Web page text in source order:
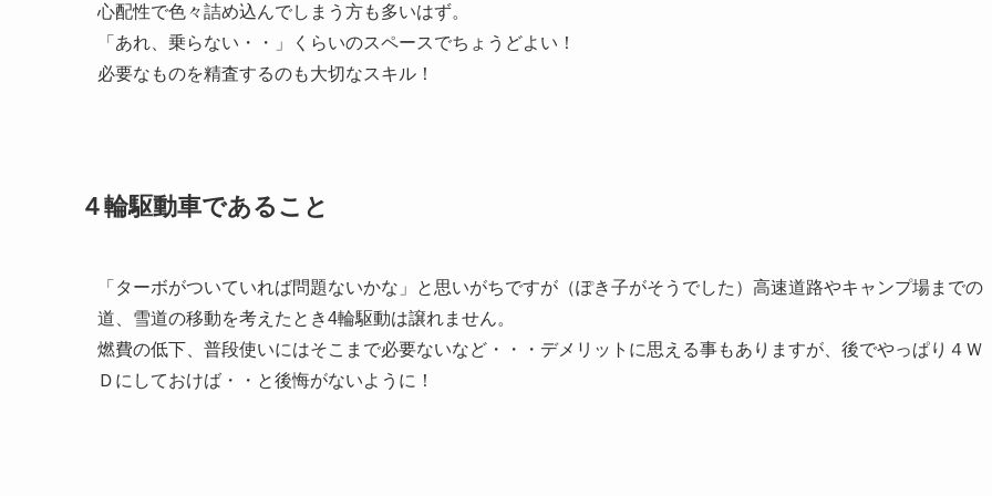
心配性で色々詰め込んでしまう方も多いはず。
「あれ、乗らない・・」くらいのスペースでちょうどよい！
必要なものを精査するのも大切なスキル！
４輪駆動車であること
「ターボがついていれば問題ないかな」と思いがちですが（ぽき子がそうでした）高速道路やキャンプ場までの
道、雪道の移動を考えたとき4輪駆動は譲れません。
燃費の低下、普段使いにはそこまで必要ないなど・・・デメリットに思える事もありますが、後でやっぱり４Ｗ
Ｄにしておけば・・と後悔がないように！